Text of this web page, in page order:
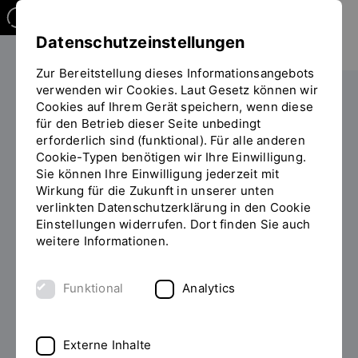
Sie
befinden
sich
auf
der
Seite
"Industriedesign
Die OTH
Organisation
Rechtliche Grundlagen
Satzungen und Ordnungen
STUDIEN- UND
PRÜFUNGSORDNUNGEN (SPO)
Industriedesign - Bachelor -
SPO
Datenschutzeinstellungen
Zur Bereitstellung dieses Informationsangebots
verwenden wir Cookies. Laut Gesetz können wir
Cookies auf Ihrem Gerät speichern, wenn diese
für den Betrieb dieser Seite unbedingt
erforderlich sind (funktional). Für alle anderen
Cookie-Typen benötigen wir Ihre Einwilligung.
Sie können Ihre Einwilligung jederzeit mit
Wirkung für die Zukunft in unserer unten
verlinkten Datenschutzerklärung in den Cookie
Einstellungen widerrufen. Dort finden Sie auch
weitere Informationen.
Funktional Analytics
Externe Inhalte